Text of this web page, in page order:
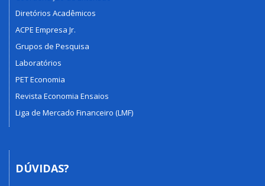
Diretórios Acadêmicos
ACPE Empresa Jr.
Grupos de Pesquisa
Laboratórios
PET Economia
Revista Economia Ensaios
Liga de Mercado Financeiro (LMF)
DÚVIDAS?